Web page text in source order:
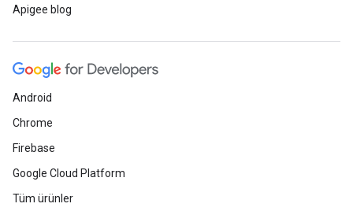
Apigee blog
Android
Chrome
Firebase
Google Cloud Platform
Tüm ürünler